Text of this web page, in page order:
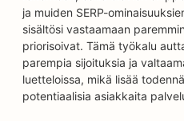
ja muiden SERP-
sisältösi vastaamaan
priorisoivat. Tämä työkalu
parempia sijoituksia ja
luetteloissa, mikä lisää
potentiaalisia asiakkaita